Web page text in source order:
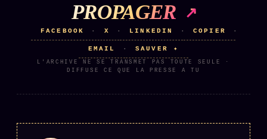
PROPAGER
FACEBOOK · X · LINKEDIN · COPIER ·
EMAIL · SAUVER ✦
L'ARCHIVE NE SE TRANSMET PAS TOUTE SEULE ·
DIFFUSE CE QUE LA PRESSE A TU